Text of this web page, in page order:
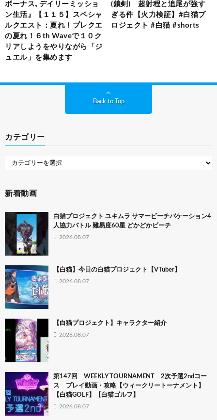
ボーナス､デイリーミッショ
ン生活』【１１５】スペシャ
ルクエスト：夏れ！プレクエ
の夏れ！６th Waveで１０ク
リアしようをやりながら「ジ
ュエル」を集めます
(鎖剣) 超射程と追尾が強す
ぎる件【火力検証】#白猫プ
ロジェクト #白猫 #shorts
Back to Top
カテゴリー
新着動画
白猫プロジェクト ユキムラ サマービーチバケーション4
人協力バトル 難易度60星 どかどかビーチ
2026.08.07
【白猫】今日の白猫プロジェクト【VTuber】
2026.08.07
【白猫プロジェクト】キャラクター紹介
2026.08.07
第147回 WEEKLY TOURNAMENT 2次予選2ndコー
ス プレイ動画・攻略【ウィークリートーナメント】
【白猫GOLF】【白猫ゴルフ】
2026.08.07